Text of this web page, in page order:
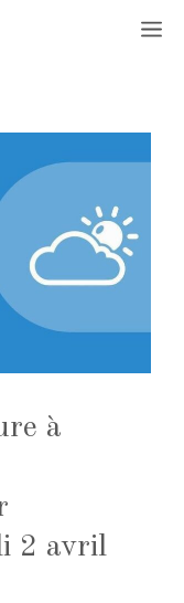
à
2 avril